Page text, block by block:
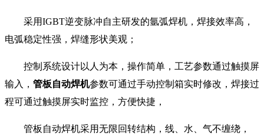
采用IGBT逆变脉冲自主研发的氩弧焊机，焊接效率高，
电弧稳定性强，焊缝形状美观；
控制系统设计以人为本，操作简单，工艺参数通过触摸屏
输入， 管板自动焊机参数可通过手动控制箱实时修改，焊接过
程可通过触摸屏实时监控，方便快捷，
管板自动焊机采用无限回转结构，线、水、气不缠绕，